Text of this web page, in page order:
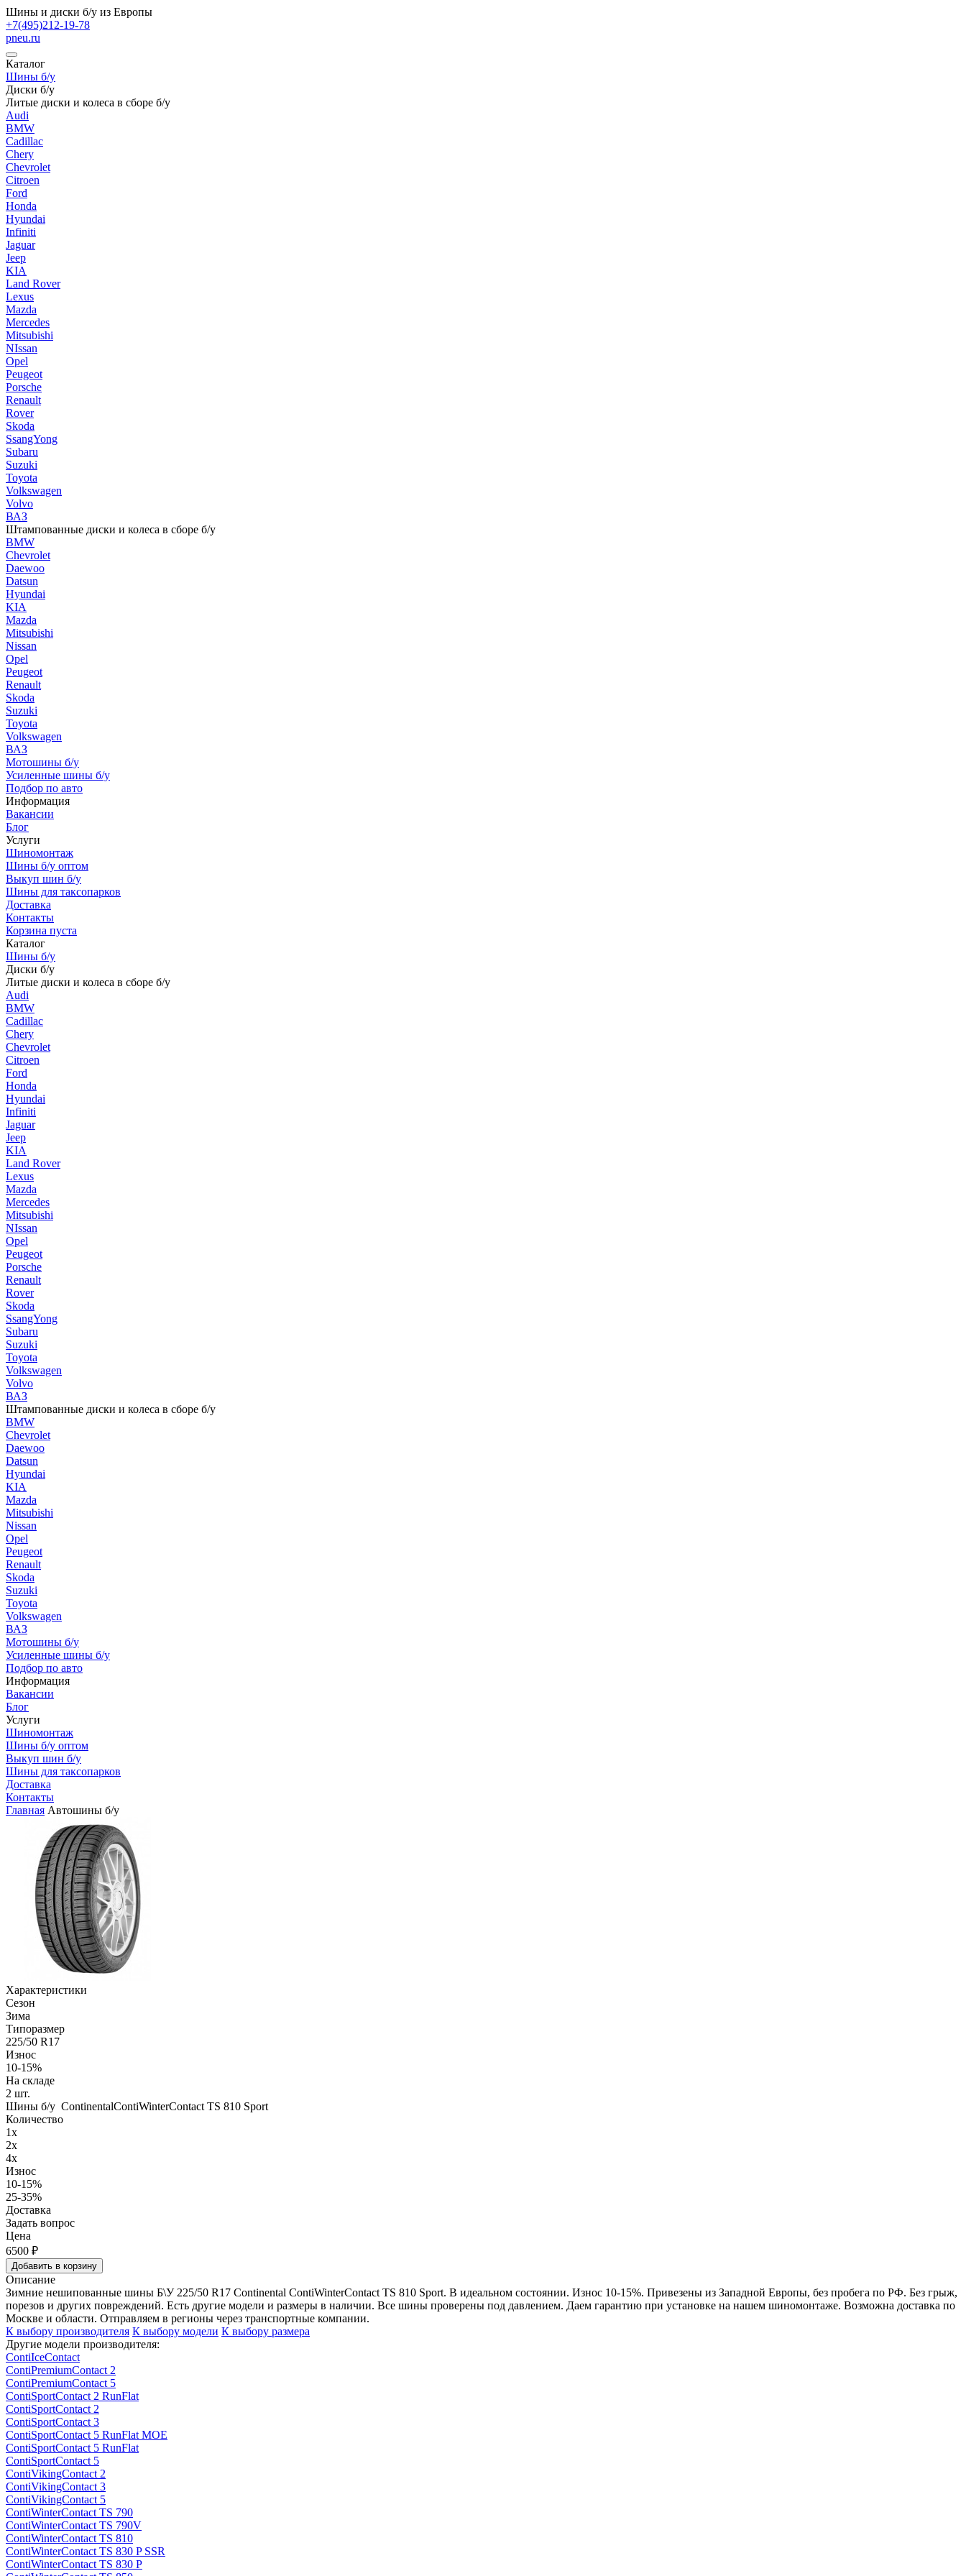
Шины и диски б/у из Европы
+7(495)212-19-78
pneu.ru
Каталог
Шины б/у
Диски б/у
Литые диски и колеса в сборе б/у
Audi
BMW
Cadillac
Chery
Chevrolet
Citroen
Ford
Honda
Hyundai
Infiniti
Jaguar
Jeep
KIA
Land Rover
Lexus
Mazda
Mercedes
Mitsubishi
NIssan
Opel
Peugeot
Porsche
Renault
Rover
Skoda
SsangYong
Subaru
Suzuki
Toyota
Volkswagen
Volvo
ВАЗ
Штампованные диски и колеса в сборе б/у
BMW
Chevrolet
Daewoo
Datsun
Hyundai
KIA
Mazda
Mitsubishi
Nissan
Opel
Peugeot
Renault
Skoda
Suzuki
Toyota
Volkswagen
ВАЗ
Мотошины б/у
Усиленные шины б/у
Подбор по авто
Информация
Вакансии
Блог
Услуги
Шиномонтаж
Шины б/у оптом
Выкуп шин б/у
Шины для таксопарков
Доставка
Контакты
Корзина пуста
Каталог
Шины б/у
Диски б/у
Литые диски и колеса в сборе б/у
Audi
BMW
Cadillac
Chery
Chevrolet
Citroen
Ford
Honda
Hyundai
Infiniti
Jaguar
Jeep
KIA
Land Rover
Lexus
Mazda
Mercedes
Mitsubishi
NIssan
Opel
Peugeot
Porsche
Renault
Rover
Skoda
SsangYong
Subaru
Suzuki
Toyota
Volkswagen
Volvo
ВАЗ
Штампованные диски и колеса в сборе б/у
BMW
Chevrolet
Daewoo
Datsun
Hyundai
KIA
Mazda
Mitsubishi
Nissan
Opel
Peugeot
Renault
Skoda
Suzuki
Toyota
Volkswagen
ВАЗ
Мотошины б/у
Усиленные шины б/у
Подбор по авто
Информация
Вакансии
Блог
Услуги
Шиномонтаж
Шины б/у оптом
Выкуп шин б/у
Шины для таксопарков
Доставка
Контакты
Главная Автошины б/у
Характеристики
Сезон
Зима
Типоразмер
225/50 R17
Износ
10-15%
На складе
2 шт.
Шины б/у ContinentalContiWinterContact TS 810 Sport
Количество
1x
2x
4x
Износ
10-15%
25-35%
Доставка
Задать вопрос
Цена
6500 ₽
Добавить в корзину
Описание
Зимние нешипованные шины Б\У 225/50 R17 Continental ContiWinterContact TS 810 Sport. В идеальном состоянии. Износ 10-15%. Привезены из Западной Европы, без пробега по РФ. Без грыж,
порезов и других повреждений. Есть другие модели и размеры в наличии. Все шины проверены под давлением. Даем гарантию при установке на нашем шиномонтаже. Возможна доставка по
Москве и области. Отправляем в регионы через транспортные компании.
К выбору производителя К выбору модели К выбору размера
Другие модели производителя:
ContiIceContact
ContiPremiumContact 2
ContiPremiumContact 5
ContiSportContact 2 RunFlat
ContiSportContact 2
ContiSportContact 3
ContiSportContact 5 RunFlat MOE
ContiSportContact 5 RunFlat
ContiSportContact 5
ContiVikingContact 2
ContiVikingContact 3
ContiVikingContact 5
ContiWinterContact TS 790
ContiWinterContact TS 790V
ContiWinterContact TS 810
ContiWinterContact TS 830 P SSR
ContiWinterContact TS 830 P